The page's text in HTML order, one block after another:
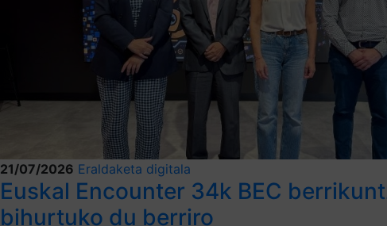
21/07/2026 Eraldaketa digitala
Euskal Encounter 34k BEC
bihurtuko du berriro